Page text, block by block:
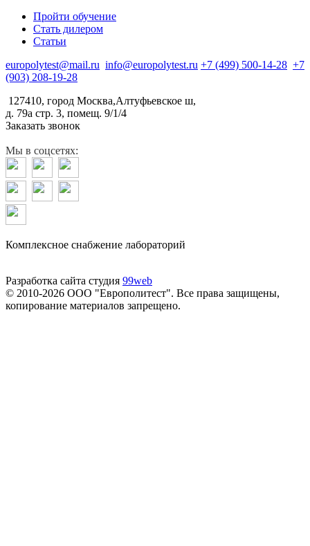
Пройти обучение
Стать дилером
Статьи
europolytest@mail.ru info@europolytest.ru +7 (499) 500-14-28 +7
(903) 208-19-28
127410, город Москва,Алтуфьевское ш,
д. 79а стр. 3, помещ. 9/1/4
Заказать звонок
Мы в соцсетях:
Комплексное снабжение лабораторий
Разработка сайта студия 99web
© 2010-2026 ООО "Европолитест". Все права защищены,
копирование материалов запрещено.